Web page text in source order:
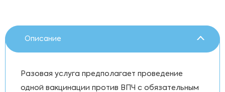
Описание
Разовая услуга предполагает проведение
одной вакцинации против ВПЧ с обязательным